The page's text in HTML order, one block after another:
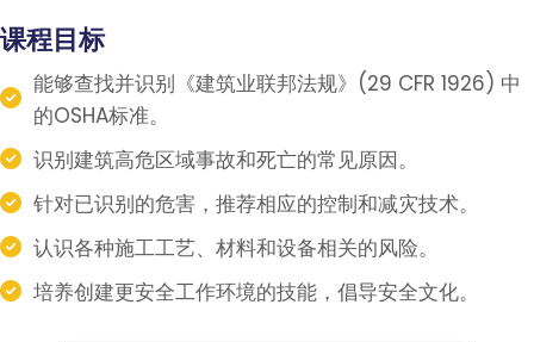
课程目标
能够查找并识别《建筑业联邦法规》(29 CFR 1926) 中
的OSHA标准。
识别建筑高危区域事故和死亡的常见原因。
针对已识别的危害，推荐相应的控制和减灾技术。
认识各种施工工艺、材料和设备相关的风险。
培养创建更安全工作环境的技能，倡导安全文化。